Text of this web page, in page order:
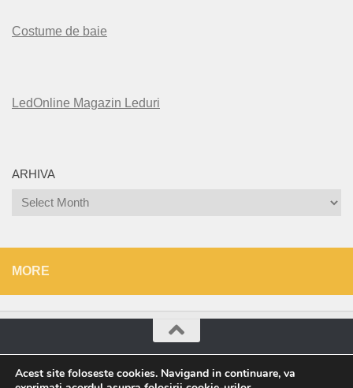
Costume de baie
LedOnline Magazin Leduri
ARHIVA
Arhiva
MORE
Roșu Direct © 2026. All Rights Reserved.
Acest site foloseste cookies. Navigand in continuare, va